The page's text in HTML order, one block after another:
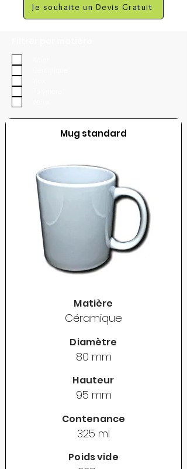
Je souhaite un Devis Gratuit
Mug standard
Matière
Céramique
Diamètre
80 mm
Hauteur
95 mm
Contenance
325 ml
Poids vide